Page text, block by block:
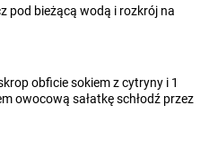
pod bieżącą wodą i rozkrój na
obficie sokiem z cytryny i 1
owocową sałatkę schłodź przez